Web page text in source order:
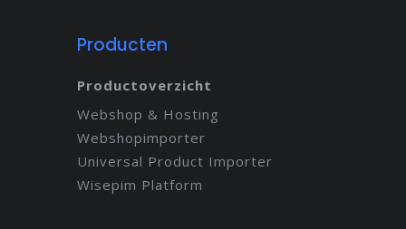
Producten
Productoverzicht
Webshop & Hosting
Webshopimporter
Universal Product Importer
Wisepim Platform